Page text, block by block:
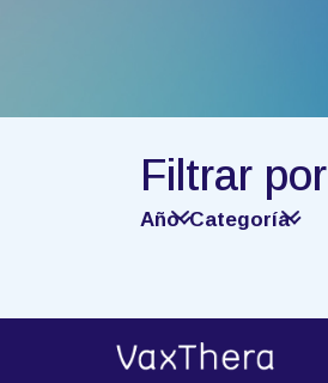
Filtrar por
Año Categoría